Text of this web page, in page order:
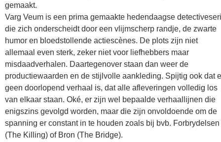
gemaakt.
Varg Veum is een prima gemaakte hedendaagse
die zich onderscheidt door een vlijmscherp randje, de zwarte
humor en bloedstollende actiescènes. De plots zijn niet
allemaal even sterk, zeker niet voor liefhebbers maar
misdaadverhalen. Daartegenover staan dan weer de
productiewaarden en de stijlvolle aankleding. Spijtig ook dat
geen doorlopend verhaal is, dat alle afleveringen volledig los
van elkaar staan. Oké, er zijn wel bepaalde verhaallijnen die
enigszins gevolgd worden, maar die zijn onvoldoende om de
spanning er constant in te houden zoals bij bvb. Forbrydelsen
(The Killing) of Bron (The Bridge).